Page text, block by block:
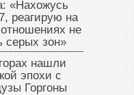
«Нахожусь
реагирую на
не
серых зон»
нашли
эпохи с
Горгоны